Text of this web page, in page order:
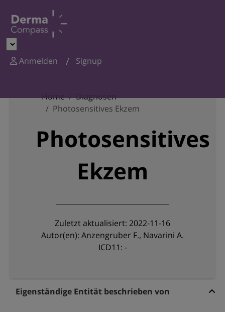
Anmelden Signup
Home
Diagnosen
Photosensitives Ekzem
Photosensitives
Ekzem
Zuletzt aktualisiert: 2022-11-16
Autor(en): Anzengruber F., Navarini A.
ICD11: -
Eigenständige Entität beschrieben von